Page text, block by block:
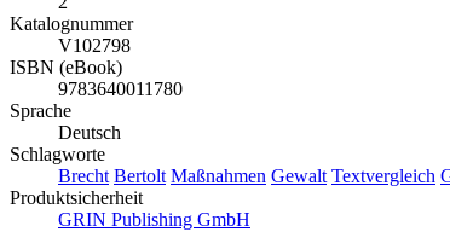
Katalognummer
V102798
ISBN (eBook)
9783640011780
Sprache
Deutsch
Schlagworte
Brecht Bertolt Maßnahmen Gewalt Textvergleich
Produktsicherheit
GRIN Publishing GmbH